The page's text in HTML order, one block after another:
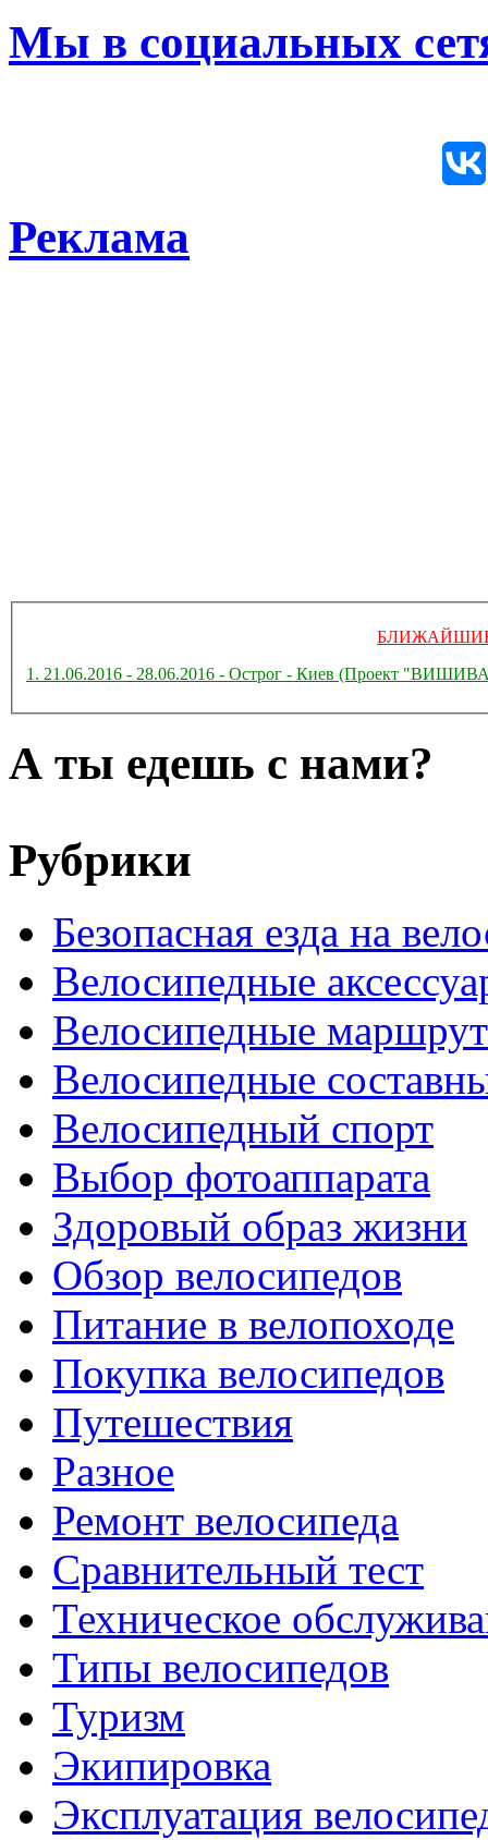
Мы в социальных
Реклама
1. 21.06.2016 - 28.06.2016 - Острог - Киев (Проект
А ты едешь с нами?
Рубрики
Безопасная езда на
Велосипедные
Велосипедные
Велосипедные
Велосипедный спорт
Выбор фотоаппарата
Здоровый образ жизни
Обзор велосипедов
Питание в велопоходе
Покупка велосипедов
Путешествия
Разное
Ремонт велосипеда
Сравнительный тест
Техническое
Типы велосипедов
Туризм
Экипировка
Эксплуатация